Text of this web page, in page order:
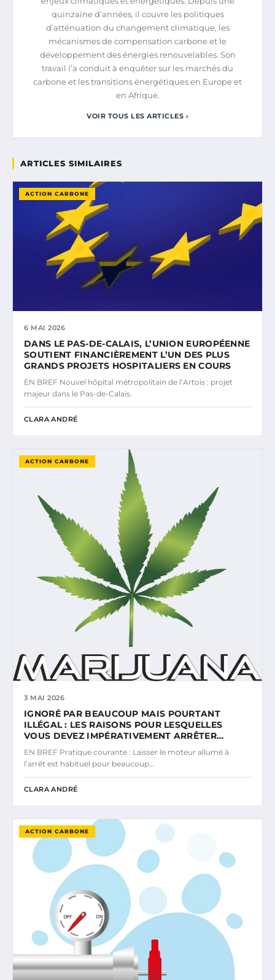
quinzaine d’années, il couvre les politiques
d’atténuation du changement climatique, les
mécanismes de compensation carbone et le
développement des énergies renouvelables. Son
travail l’a conduit à enquêter sur les marchés du
carbone et les transitions énergétiques en Europe et
en Afrique.
VOIR TOUS LES ARTICLES ›
ARTICLES SIMILAIRES
ACTION CARBONE
6 MAI 2026
DANS LE PAS-DE-CALAIS, L’UNION EUROPÉENNE
SOUTIENT FINANCIÈREMENT L’UN DES PLUS
GRANDS PROJETS HOSPITALIERS EN COURS
EN BREF Nouvel hôpital métropolitain de l’Artois : projet
majeur dans le Pas-de-Calais.
CLARA ANDRÉ
ACTION CARBONE
3 MAI 2026
IGNORÉ PAR BEAUCOUP MAIS POURTANT
ILLÉGAL : LES RAISONS POUR LESQUELLES
VOUS DEVEZ IMPÉRATIVEMENT ARRÊTER…
EN BREF Pratique courante : Laisser le moteur allumé à
l’arrêt est habituel pour beaucoup…
CLARA ANDRÉ
ACTION CARBONE